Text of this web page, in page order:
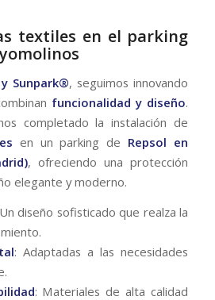
textiles en el parking
Sunpark®, seguimos innovando
funcionalidad y diseño.
completado la instalación de
en un parking de Repsol en
, ofreciendo una protección
elegante y moderno.
diseño sofisticado que realza la
: Adaptadas a las necesidades
: Materiales de alta calidad